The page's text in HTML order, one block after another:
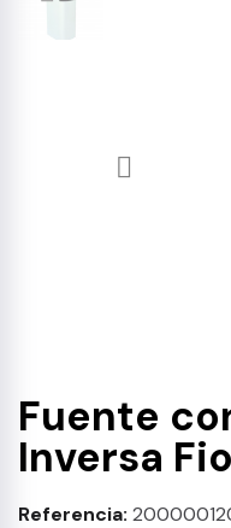
Fuente
Inversa
Referencia